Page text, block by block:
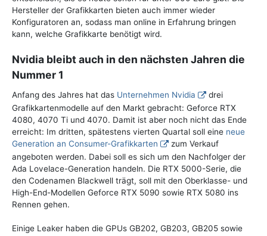
Hersteller der Grafikkarten bieten auch immer wieder
Konfiguratoren an, sodass man online in Erfahrung bringen
kann, welche Grafikkarte benötigt wird.
Nvidia bleibt auch in den nächsten Jahren die
Nummer 1
Anfang des Jahres hat das Unternehmen Nvidia
drei
Grafikkartenmodelle auf den Markt gebracht: Geforce RTX
4080, 4070 Ti und 4070. Damit ist aber noch nicht das Ende
erreicht: Im dritten, spätestens vierten Quartal soll eine neue
Generation an Consumer-Grafikkarten
zum Verkauf
angeboten werden. Dabei soll es sich um den Nachfolger der
Ada Lovelace-Generation handeln. Die RTX 5000-Serie, die
den Codenamen Blackwell trägt, soll mit den Oberklasse- und
High-End-Modellen Geforce RTX 5090 sowie RTX 5080 ins
Rennen gehen.
Einige Leaker haben die GPUs GB202, GB203, GB205 sowie